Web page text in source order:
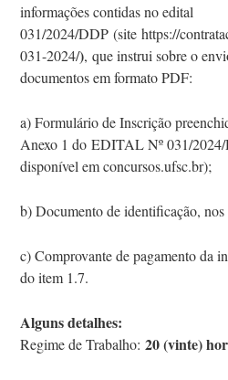
informações contidas no edital
031/2024/DDP(site https://
031-2024/),que instrui sobre o
documentos em formato PDF:
a) Formulário de Inscrição
Anexo 1 do EDITAL Nº 031/2024/
disponível em concursos.ufsc.br);
b) Documento de identificação,
c) Comprovante de pagamento da
do item 1.7.
Alguns detalhes:
Regime de Trabalho:20 (vinte)